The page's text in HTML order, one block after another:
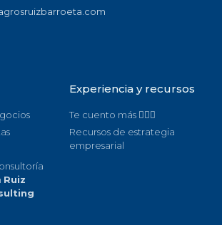
Ruiz
Experiencia y recursos
Te cuento más 🙋🏻‍♀️
Recursos de estrategia
empresarial